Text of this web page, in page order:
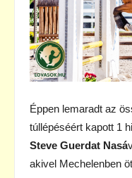
Éppen lemaradt az
túllépéséért kapott 1
Steve Guerdat Nasá
akivel Mechelenben